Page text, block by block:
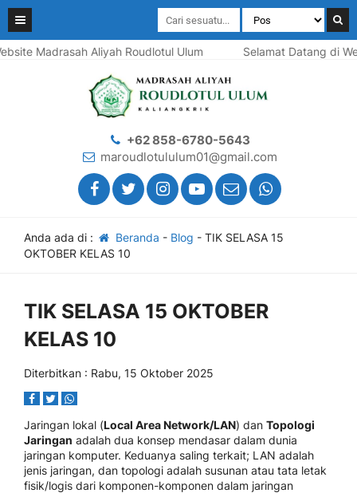
Madrasah Aliyah Roudlotul Ulum Selamat Datang di
+62 858-6780-5643
maroudlotululum01@gmail.com
Anda ada di : Beranda - Blog - TIK SELASA 15
OKTOBER KELAS 10
TIK SELASA 15 OKTOBER
KELAS 10
Diterbitkan : Rabu, 15 Oktober 2025
Jaringan lokal (Local Area Network/LAN) dan Topologi
Jaringan adalah dua konsep mendasar dalam dunia
jaringan komputer. Keduanya saling terkait; LAN adalah
jenis jaringan, dan topologi adalah susunan atau tata letak
fisik/logis dari komponen-komponen dalam jaringan